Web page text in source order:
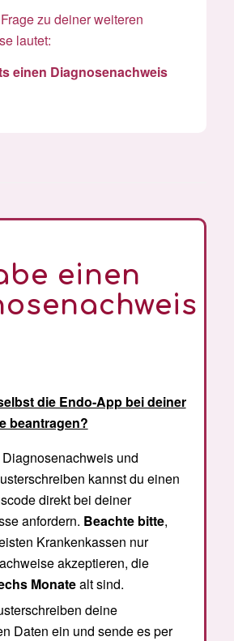
zu deiner weiteren
lautet:
einen Diagnosenachweis
einen
die Endo-App bei deiner
beantragen?
und
kannst du einen
direkt bei deiner
anfordern. Beachte bitte,
Krankenkassen nur
akzeptieren, die
Monatealt sind.
deine
Daten ein und sende es per